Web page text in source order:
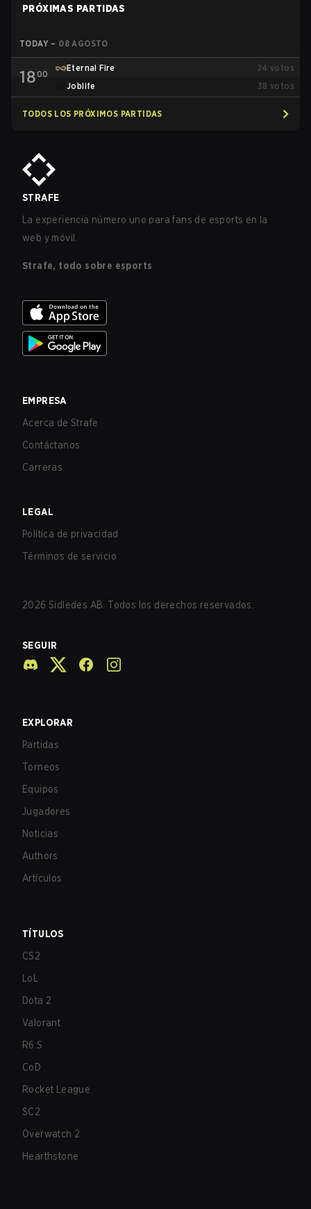
PRÓXIMAS PARTIDAS
TODAY – 08 AGOSTO
1800
Eternal Fire 24 votos
Joblife
38 votos
TODOS LOS PRÓXIMOS PARTIDAS
STRAFE
La experiencia número uno para fans de esports en la
web y móvil.
Strafe, todo sobre esports
EMPRESA
Acerca de Strafe
Contáctanos
Carreras
LEGAL
Política de privacidad
Términos de servicio
2026 Sidledes AB. Todos los derechos reservados.
SEGUIR
EXPLORAR
Partidas
Torneos
Equipos
Jugadores
Noticias
Authors
Artículos
TÍTULOS
CS2
LoL
Dota 2
Valorant
R6:S
CoD
Rocket League
SC2
Overwatch 2
Hearthstone